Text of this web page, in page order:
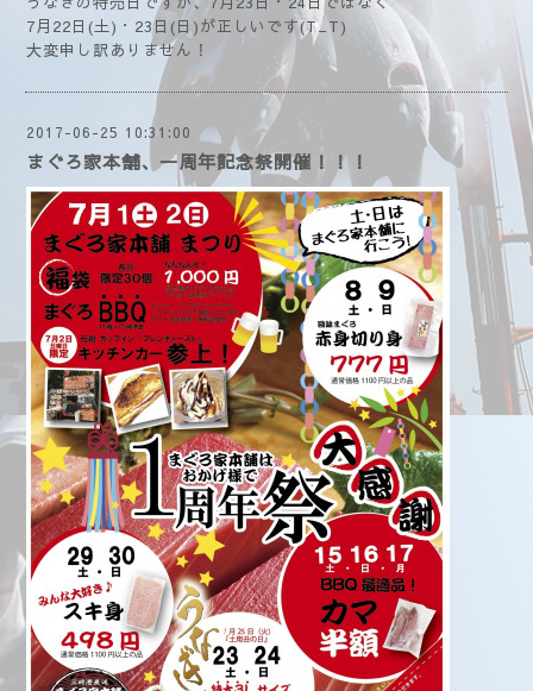
7月22日(土)・23日(日)が正しいです(T_T)
大変申し訳ありません！
2017-06-25 10:31:00
まぐろ家本舗、一周年記念祭開催！！！